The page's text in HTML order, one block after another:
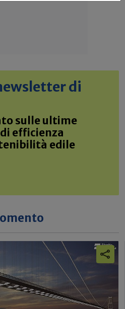
di
sulle ultime
efficienza
edile